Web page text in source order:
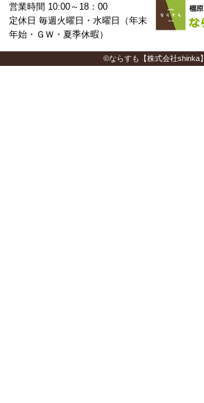
営業時間 10:00～18：00
定休日 毎週火曜日・水曜日（年末
年始・ＧＷ・夏季休暇）
©ならすも【株式会社shinka】